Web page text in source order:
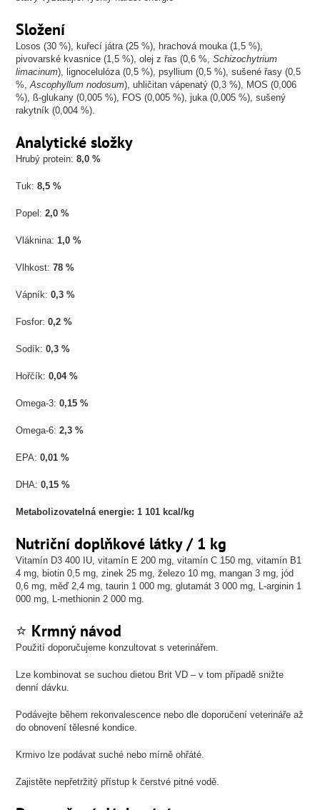
Složení
Losos (30 %), kuřecí játra (25 %), hrachová mouka (1,5 %),
pivovarské kvasnice (1,5 %), olej z řas (0,6 %,Schizochytrium
limacinum), lignocelulóza (0,5 %), psyllium (0,5 %), sušené řasy (0,5
%,Ascophyllum nodosum), uhličitan vápenatý (0,3 %), MOS (0,006
%), ß-glukany (0,005 %), FOS (0,005 %), juka (0,005 %), sušený
rakytník (0,004 %).
Analytické složky
Hrubý protein:8,0 %
Tuk:8,5 %
Popel:2,0 %
Vláknina:1,0 %
Vlhkost:78 %
Vápník:0,3 %
Fosfor:0,2 %
Sodík:0,3 %
Hořčík:0,04 %
Omega-3:0,15 %
Omega-6:2,3 %
EPA:0,01 %
DHA:0,15 %
Metabolizovatelná energie: 1 101 kcal/kg
Nutriční doplňkové látky / 1 kg
Vitamín D3 400 IU, vitamín E 200 mg, vitamín C 150 mg, vitamín B1
4 mg, biotin 0,5 mg, zinek 25 mg, železo 10 mg, mangan 3 mg, jód
0,6 mg, měď 2,4 mg, taurin 1 000 mg, glutamát 3 000 mg, L-arginin 1
000 mg, L-methionin 2 000 mg.
⭐ Krmný návod
Použití doporučujeme konzultovat s veterinářem.
Lze kombinovat se suchou dietou Brit VD – v tom případě snižte
denní dávku.
Podávejte během rekonvalescence nebo dle doporučení veterináře až
do obnovení tělesné kondice.
Krmivo lze podávat suché nebo mírně ohřáté.
Zajistěte nepřetržitý přístup k čerstvé pitné vodě.